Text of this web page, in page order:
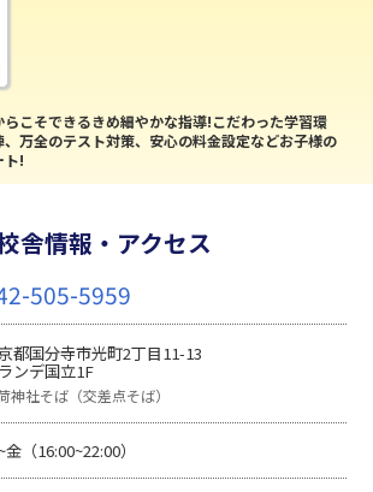
こそできるきめ細やかな指導!こだわった学習環
万全のテスト対策、安心の料金設定などお子様の
ト!
舎情報・アクセス
505-5959
都国分寺市光町2丁目11-13
ンデ国立1F
神社そば（交差点そば）
金（16:00~22:00）